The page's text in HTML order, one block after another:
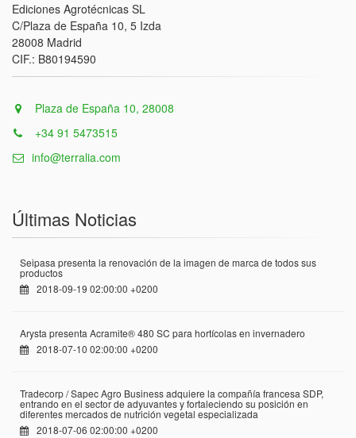
Ediciones Agrotécnicas SL
C/Plaza de España 10, 5 Izda
28008 Madrid
CIF.: B80194590
Plaza de España 10, 28008
+34 91 5473515
info@terralia.com
Últimas Noticias
Seipasa presenta la renovación de la imagen de marca de todos sus
productos
2018-09-19 02:00:00 +0200
Arysta presenta Acramite® 480 SC para hortícolas en invernadero
2018-07-10 02:00:00 +0200
Tradecorp / Sapec Agro Business adquiere la compañía francesa SDP,
entrando en el sector de adyuvantes y fortaleciendo su posición en
diferentes mercados de nutrición vegetal especializada
2018-07-06 02:00:00 +0200